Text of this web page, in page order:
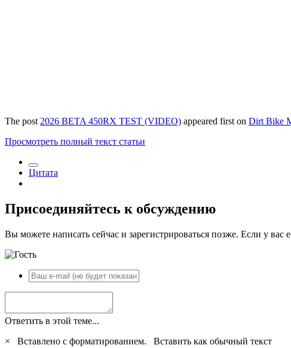
The post 2026 BETA 450RX TEST (VIDEO) appeared first on Dirt Bike
Просмотреть полный текст статьи
Цитата
Присоединяйтесь к обсуждению
Вы можете написать сейчас и зарегистрироваться позже. Если у вас
Ответить в этой теме...
×
Вставлено с форматированием. Вставить как обычный текст